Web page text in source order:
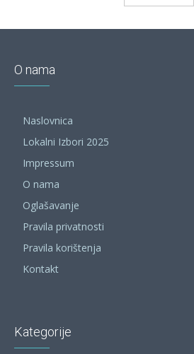
O nama
Naslovnica
Lokalni Izbori 2025
Impressum
O nama
Oglašavanje
Pravila privatnosti
Pravila korištenja
Kontakt
Kategorije